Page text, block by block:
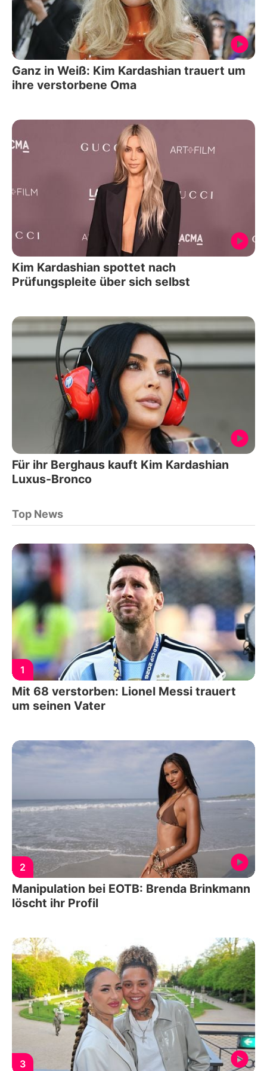
Ganz in Weiß: Kim Kardashian trauert um
ihre verstorbene Oma
Kim Kardashian spottet nach
Prüfungspleite über sich selbst
Für ihr Berghaus kauft Kim Kardashian
Luxus-Bronco
Top News
1
Mit 68 verstorben: Lionel Messi trauert
um seinen Vater
2
Manipulation bei EOTB: Brenda Brinkmann
löscht ihr Profil
3